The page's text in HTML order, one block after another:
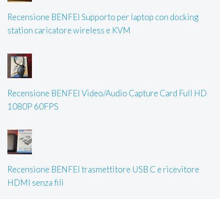
Recensione BENFEI Supporto per laptop con docking
station caricatore wireless e KVM
Recensione BENFEI Video/Audio Capture Card Full HD
1080P 60FPS
Recensione BENFEI trasmettitore USB C e ricevitore
HDMI senza fili